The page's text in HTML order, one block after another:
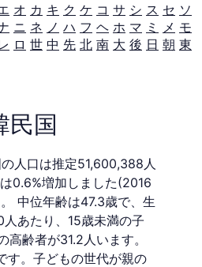
オ カ キ ク ケ コ サ シ ス セ ソ
ニ ネ ノ ハ フ ヘ ホ マ ミ メ モ
ロ 世 中 先 北 南 大 後 日 朝 東
民国
人口は推定51,600,388人
0.6%増加しました(2016
中位年齢は47.3歳で、生
あたり、15歳未満の子
齢者が31.2人います。
す。子どもの世代が親の